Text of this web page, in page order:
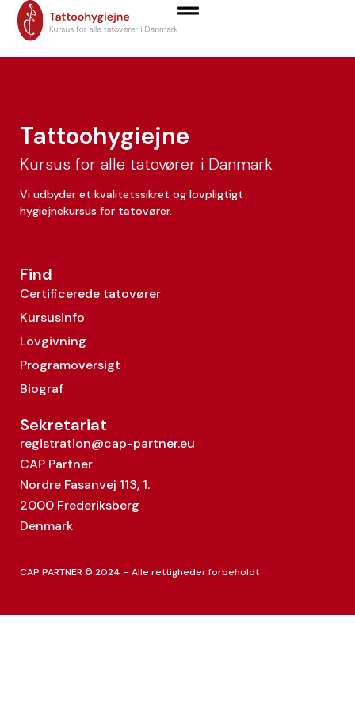
Martina Pisciotta
Tattoohygiejne
Kursus for alle tatovører i Danmark
Vi udbyder et kvalitetssikret og lovpligtigt
hygiejnekursus for tatovører.
Find
Certificerede tatovører
Kursusinfo
Lovgivning
Programoversigt
Biograf
Sekretariat
registration@cap-partner.eu
CAP Partner
Nordre Fasanvej 113, 1.
2000 Frederiksberg
Denmark
CAP PARTNER © 2024 – Alle rettigheder forbeholdt